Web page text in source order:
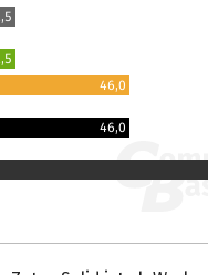
46,0
46,0